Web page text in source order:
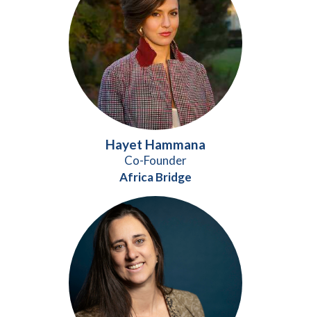
Hayet Hammana
Co-Founder
Africa Bridge